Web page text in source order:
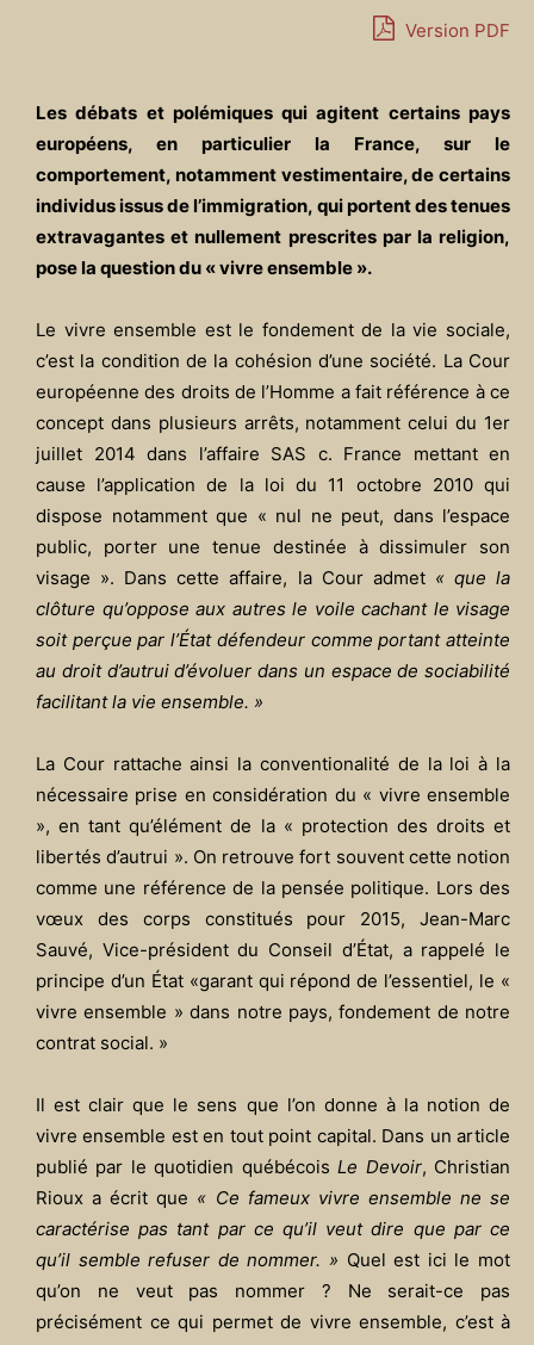
Version PDF
Les débats et polémiques qui agitent certains pays
européens, en particulier la France, sur le
comportement, notamment vestimentaire, de certains
individus issus de l’immigration, qui portent des tenues
extravagantes et nullement prescrites par la religion,
pose la question du « vivre ensemble ».
Le vivre ensemble est le fondement de la vie sociale,
c’est la condition de la cohésion d’une société. La Cour
européenne des droits de l’Homme a fait référence à ce
concept dans plusieurs arrêts, notamment celui du 1er
juillet 2014 dans l’affaire SAS c. France mettant en
cause l’application de la loi du 11 octobre 2010 qui
dispose notamment que « nul ne peut, dans l’espace
public, porter une tenue destinée à dissimuler son
visage ». Dans cette affaire, la Cour admet « que la
clôture qu’oppose aux autres le voile cachant le visage
soit perçue par l’État défendeur comme portant atteinte
au droit d’autrui d’évoluer dans un espace de sociabilité
facilitant la vie ensemble. »
La Cour rattache ainsi la conventionalité de la loi à la
nécessaire prise en considération du « vivre ensemble
», en tant qu’élément de la « protection des droits et
libertés d’autrui ». On retrouve fort souvent cette notion
comme une référence de la pensée politique. Lors des
vœux des corps constitués pour 2015, Jean-Marc
Sauvé, Vice-président du Conseil d’État, a rappelé le
principe d’un État «garant qui répond de l’essentiel, le «
vivre ensemble » dans notre pays, fondement de notre
contrat social. »
Il est clair que le sens que l’on donne à la notion de
vivre ensemble est en tout point capital. Dans un article
publié par le quotidien québécoisLe Devoir, Christian
Rioux a écrit que « Ce fameux vivre ensemble ne se
caractérise pas tant par ce qu’il veut dire que par ce
qu’il semble refuser de nommer. » Quel est ici le mot
qu’on ne veut pas nommer ? Ne serait-ce pas
précisément ce qui permet de vivre ensemble, c’est à